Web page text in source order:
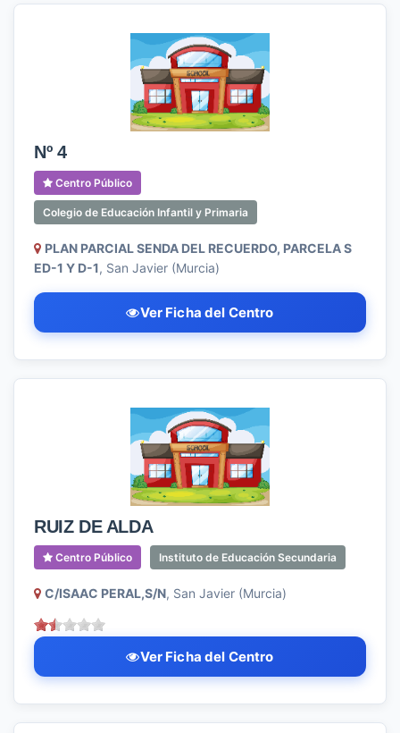
Nº 4
Centro Público
Colegio de Educación Infantil y Primaria
PLAN PARCIAL SENDA DEL RECUERDO, PARCELA S
ED-1 Y D-1, San Javier (Murcia)
Ver Ficha del Centro
RUIZ DE ALDA
Centro Público Instituto de Educación Secundaria
C/ISAAC PERAL,S/N, San Javier (Murcia)
Ver Ficha del Centro